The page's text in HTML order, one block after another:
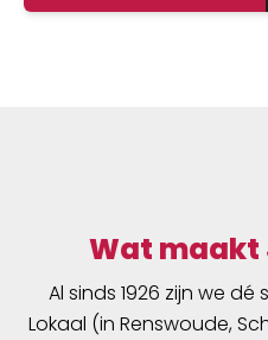
Wat maakt
Al sinds 1926 zijn we
Lokaal (in Renswoude,